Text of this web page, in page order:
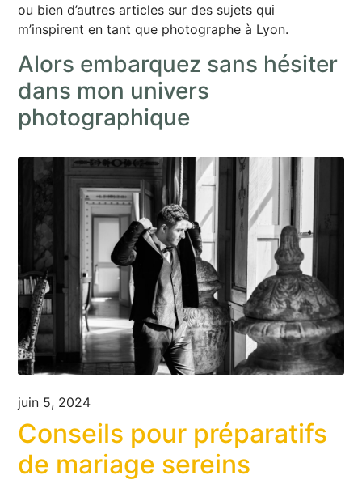
ou bien d’autres articles sur des sujets qui
m’inspirent en tant que photographe à Lyon.
Alors embarquez sans hésiter
dans mon univers
photographique
juin 5, 2024
Conseils pour préparatifs
de mariage sereins